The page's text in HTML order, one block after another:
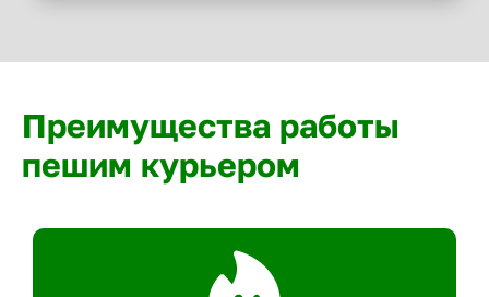
Преимущества работы
пешим курьером